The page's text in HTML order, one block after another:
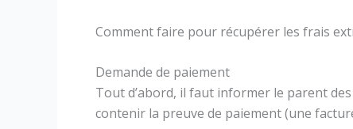
Comment faire pour récupérer les frais
Demande de paiement
Tout d’abord, il faut informer le parent
contenir la preuve de paiement (une